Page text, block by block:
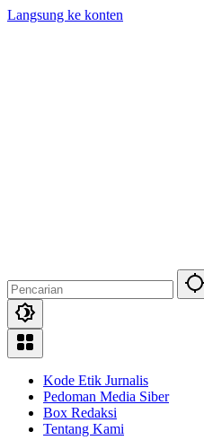
Langsung ke konten
Kode Etik Jurnalis
Pedoman Media Siber
Box Redaksi
Tentang Kami